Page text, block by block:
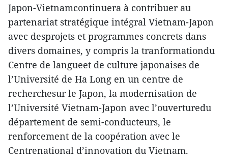
Japon-Vietnamcontinuera à contribuer au
partenariat stratégique intégral Vietnam-Japon
avec desprojets et programmes concrets dans
divers domaines, y compris la tranformationdu
Centre de langueet de culture japonaises de
l’Université de Ha Long en un centre de
recherchesur le Japon, la modernisation de
l’Université Vietnam-Japon avec l’ouverturedu
département de semi-conducteurs, le
renforcement de la coopération avec le
Centrenational d’innovation du Vietnam.